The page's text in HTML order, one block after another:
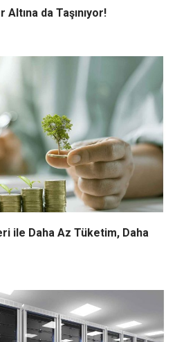
da Taşınıyor!
ile Daha Az Tüketim, Daha